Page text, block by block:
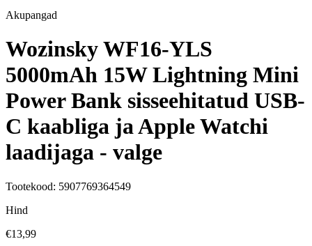
Akupangad
Wozinsky WF16-YLS
5000mAh 15W Lightning Mini
Power Bank sisseehitatud USB-
C kaabliga ja Apple Watchi
laadijaga - valge
Tootekood: 5907769364549
Hind
€13,99